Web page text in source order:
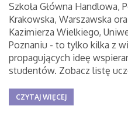
Szkoła Główna Handlowa,
Krakowska, Warszawska
Kazimierza Wielkiego,
Poznaniu - to tylko kilka z
propagujących ideę
studentów. Zobacz listę
CZYTAJ WIĘCEJ